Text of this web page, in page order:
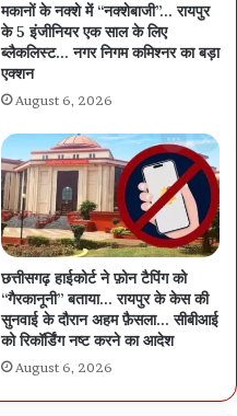
मकानों के नक्शे में “नक्शेबाजी”… रायपुर
के 5 इंजीनियर एक साल के लिए
ब्लैकलिस्ट… नगर निगम कमिश्नर का बड़ा
एक्शन
August 6, 2026
छत्तीसगढ़ हाईकोर्ट ने फ़ोन टैपिंग को
“गैरकानूनी” बताया… रायपुर के केस की
सुनवाई के दौरान अहम फ़ैसला… सीबीआई
को रिकॉर्डिंग नष्ट करने का आदेश
August 6, 2026